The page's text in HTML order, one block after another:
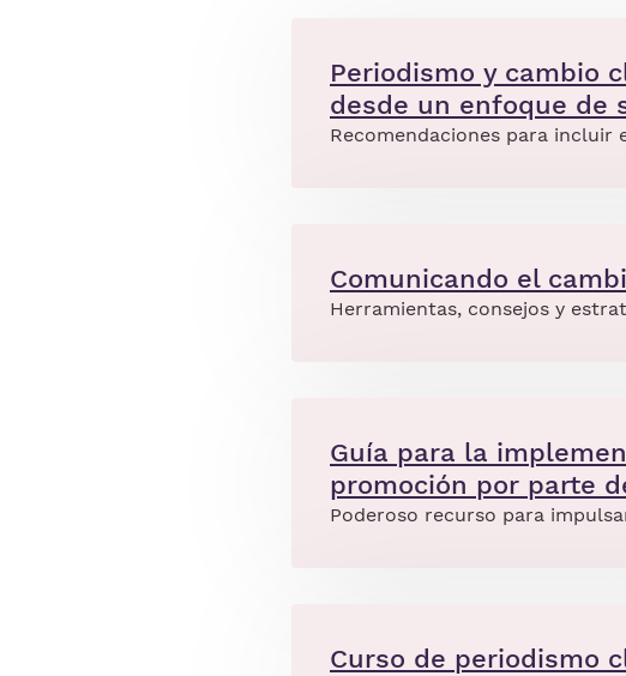
Periodismo y cambio
desde un enfoque de
Recomendaciones para
Comunicando el
Herramientas, consejos y
Guía para la
promoción por parte
Poderoso recurso para
Curso de periodismo